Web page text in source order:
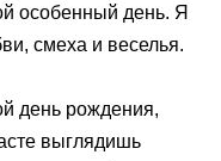
особенный день. Я
смеха и веселья.
день рождения,
выглядишь